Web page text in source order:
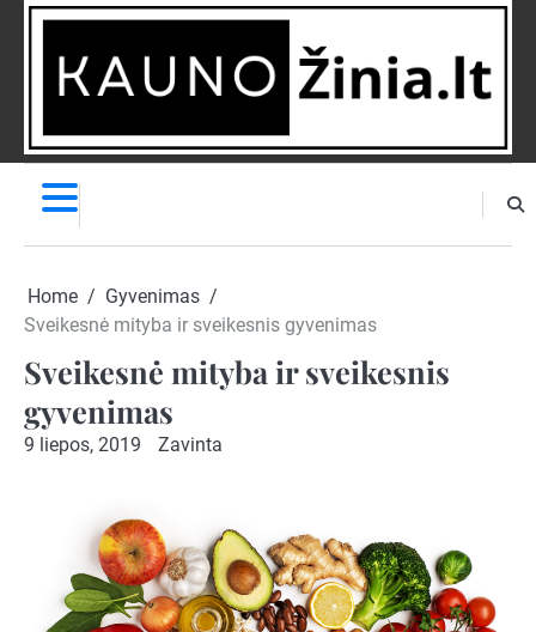
Skip
NAUJIENĄ
Home
Gyvenimas
Sveikesnė mityba ir sveikesnis gyvenimas
Sveikesnė mityba ir sveikesnis
gyvenimas
9 liepos, 2019 Zavinta